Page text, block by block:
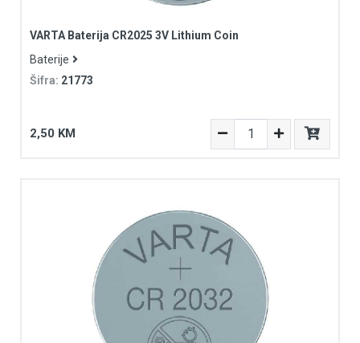
VARTA Baterija CR2025 3V Lithium Coin
Baterije
Šifra: 21773
2,50 KM